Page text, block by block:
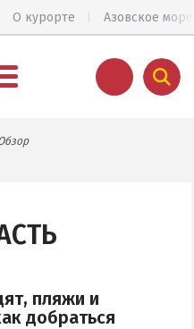
О курорте Азовское море
пляжи и
добраться